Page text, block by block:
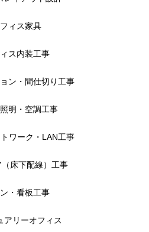
ィス家具
ス内装工事
ン・間仕切り工事
明・空調工事
ワーク・LAN工事
床下配線）工事
・看板工事
アリーオフィス